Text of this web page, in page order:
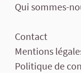
Qui sommes-
Contact
Mentions
Politique de